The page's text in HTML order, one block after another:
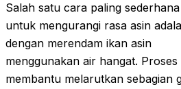
Salah satu cara paling sederhana
untuk mengurangi rasa asin
dengan merendam ikan asin
menggunakan air hangat. Proses
membantu melarutkan sebagian